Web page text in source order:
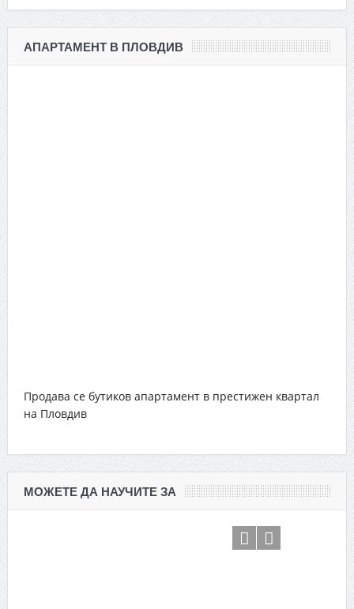
АПАРТАМЕНТ В ПЛОВДИВ
Продава се бутиков апартамент в престижен квартал
на Пловдив
МОЖЕТЕ ДА НАУЧИТЕ ЗА